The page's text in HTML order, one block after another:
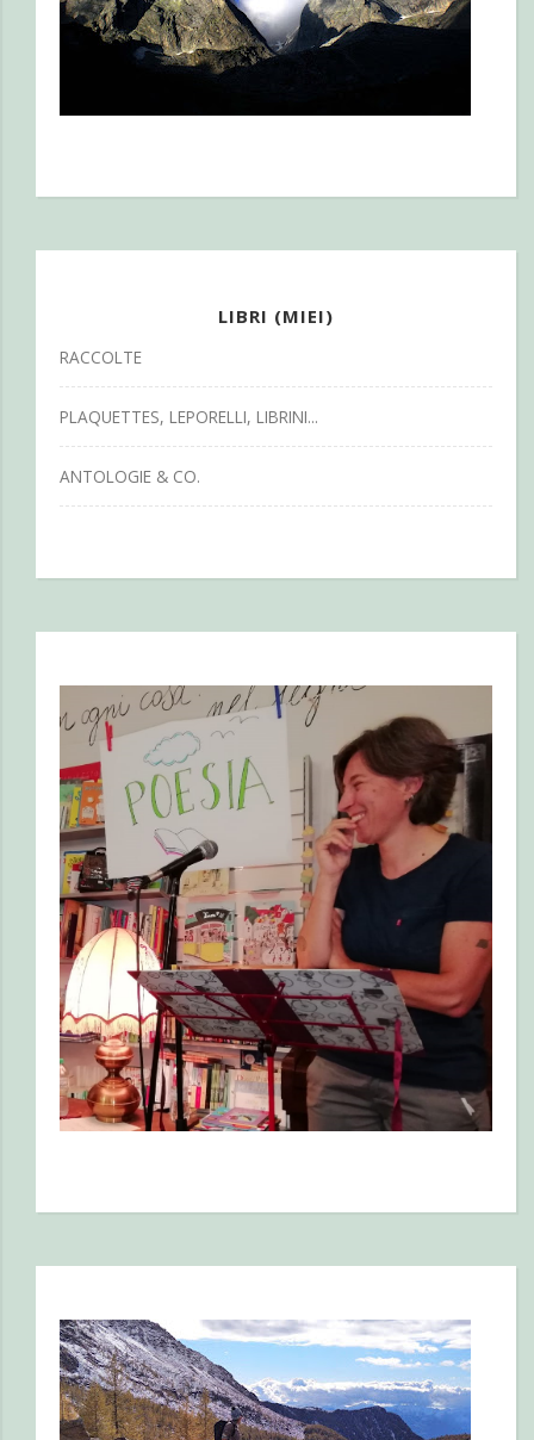
LIBRI (MIEI)
RACCOLTE
PLAQUETTES, LEPORELLI, LIBRINI...
ANTOLOGIE & CO.